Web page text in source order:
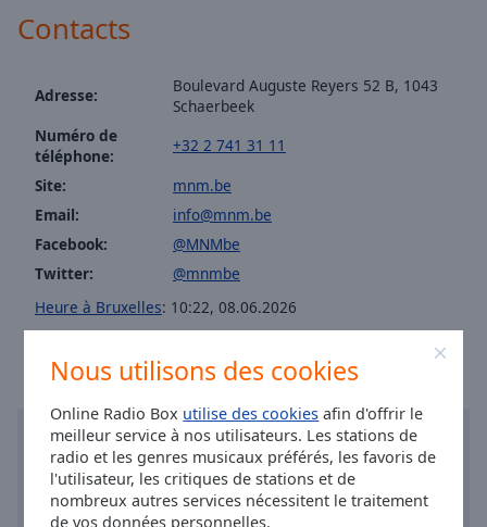
Nous utilisons des cookies
Online Radio Box utilise des cookies afin d'offrir le
meilleur service à nos utilisateurs. Les stations de
radio et les genres musicaux préférés, les favoris de
l'utilisateur, les critiques de stations et de
nombreux autres services nécessitent le traitement
de vos données personnelles.
Caption
Color
Opacity
Font
Edge
Family
Contacts
Adresse:
Boulevard Auguste Reyers 52 B, 1043
Schaerbeek
Numéro de
téléphone:
+32 2 741 31 11
Site:
mnm.be
Email:
info@mnm.be
Facebook:
@MNMbe
Twitter:
@mnmbe
Heure à Bruxelles: 10:22, 08.06.2026